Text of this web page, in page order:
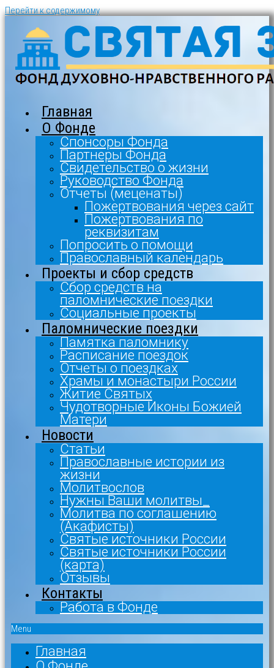
Перейти к содержимому
Главная
О Фонде
Спонсоры Фонда
Партнеры Фонда
Свидетельство о жизни
Руководство Фонда
Отчеты (меценаты)
Пожертвования через сайт
Пожертвования по
реквизитам
Попросить о помощи
Православный календарь
Проекты и сбор средств
Сбор средств на
паломнические поездки
Социальные проекты
Паломнические поездки
Памятка паломнику
Расписание поездок
Отчеты о поездках
Храмы и монастыри России
Житие Святых
Чудотворные Иконы Божией
Матери
Новости
Статьи
Православные истории из
жизни
Молитвослов
Нужны Ваши молитвы_
Молитва по соглашению
(Акафисты)
Святые источники России
Святые источники России
(карта)
Отзывы
Контакты
Работа в Фонде
Menu
Главная